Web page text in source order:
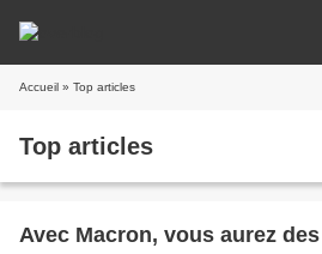
Accueil » Top articles
Top articles
Avec Macron, vous aurez